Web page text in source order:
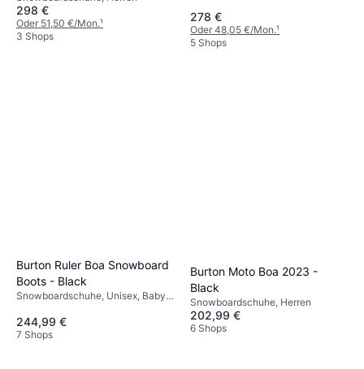
298 €
Oder 51,50 €/Mon.¹
3 Shops
278 €
Oder 48,05 €/Mon.¹
5 Shops
Burton Ruler Boa Snowboard
Boots - Black
Snowboardschuhe, Unisex, Baby,
244,99 €
7 Shops
Burton Moto Boa 2023 -
Black
Snowboardschuhe, Herren
202,99 €
6 Shops